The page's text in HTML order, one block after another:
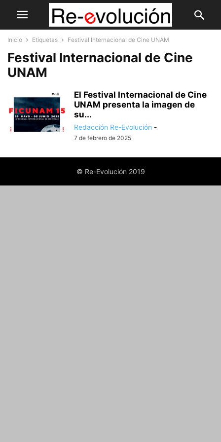
Inicio Etiquetas Festival Internacional de Cine UNAM
Festival Internacional de Cine
UNAM
El Festival Internacional de Cine
UNAM presenta la imagen de
su...
Redacción Re-Evolución -
7 de febrero de 2025
© Re-Evolución 2019